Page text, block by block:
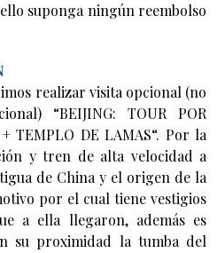
suponga ningún reembolso
realizar visita opcional (no
“BEIJING: TOUR POR
TEMPLO DE LAMAS“. Por la
y tren de alta velocidad a
de China y el origen de la
por el cual tiene vestigios
a ella llegaron, además es
su proximidad la tumba del